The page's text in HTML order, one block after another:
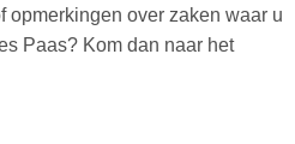
opmerkingen over zaken waar u
Paas? Kom dan naar het